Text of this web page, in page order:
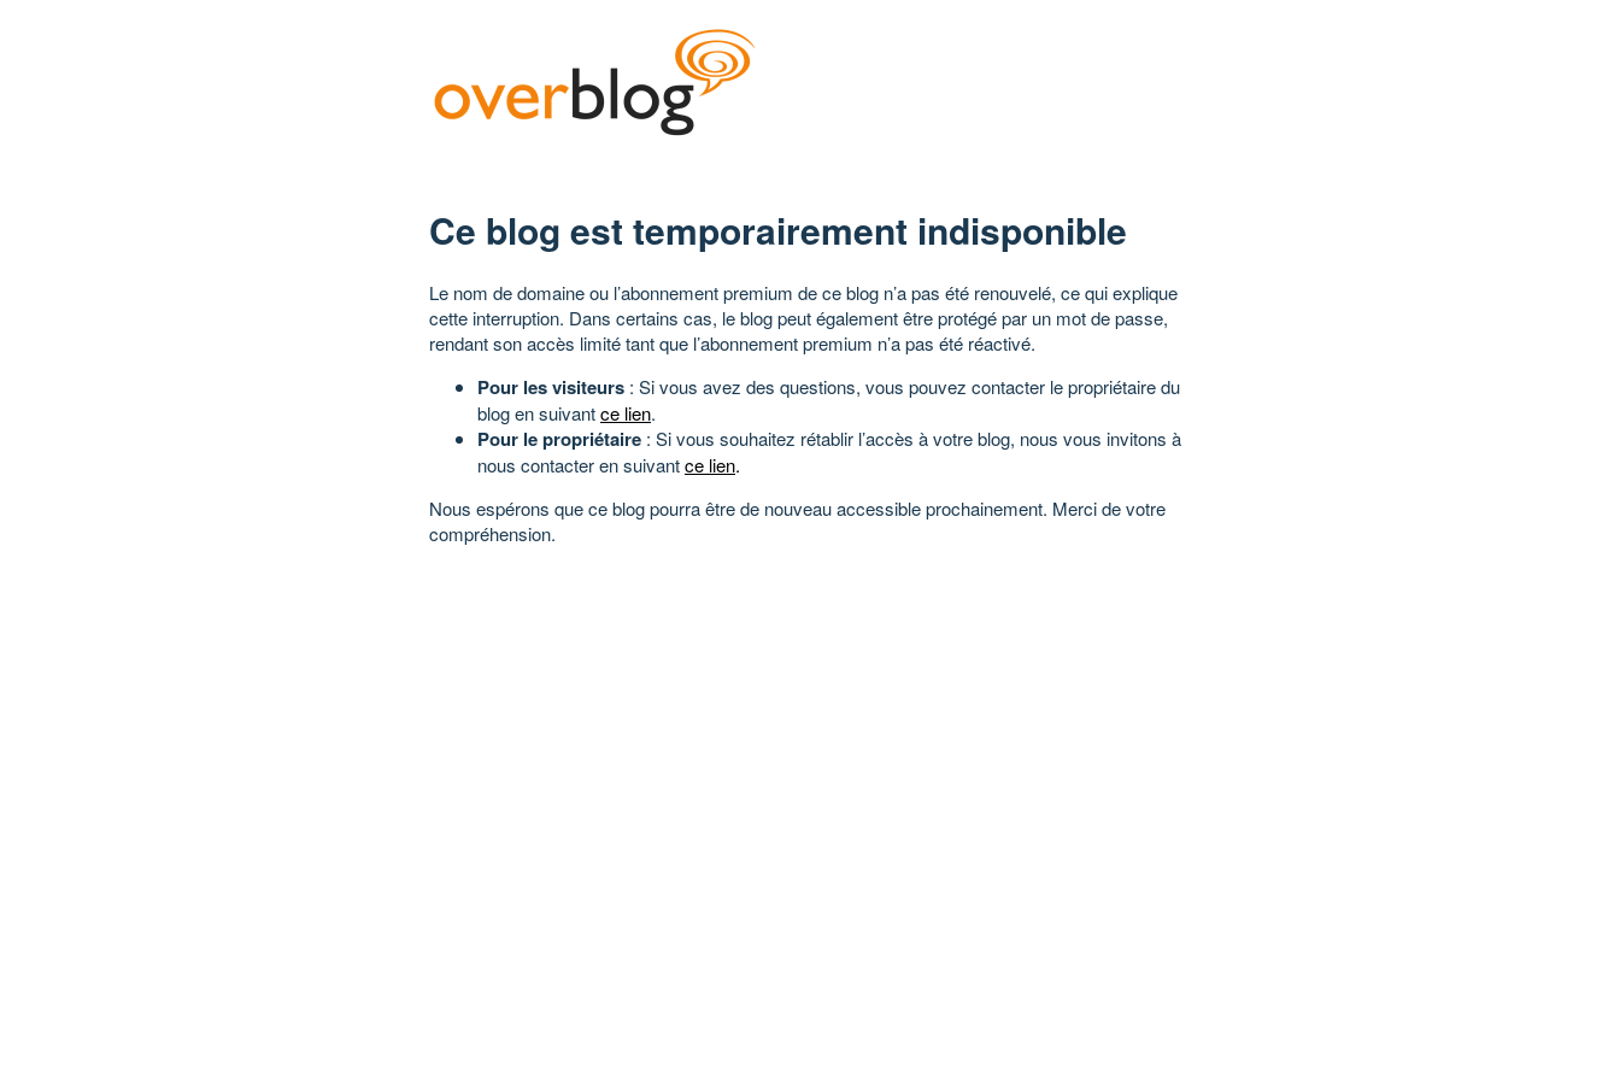
Ce blog est temporairement indisponible
Le nom de domaine ou l’abonnement premium de ce blog n’a pas été renouvelé, ce qui explique
cette interruption. Dans certains cas, le blog peut également être protégé par un mot de passe,
rendant son accès limité tant que l’abonnement premium n’a pas été réactivé.
Pour les visiteurs : Si vous avez des questions, vous pouvez contacter le propriétaire du
blog en suivantce lien.
Pour le propriétaire : Si vous souhaitez rétablir l’accès à votre blog, nous vous invitons à
nous contacter en suivantce lien.
Nous espérons que ce blog pourra être de nouveau accessible prochainement. Merci de votre
compréhension.